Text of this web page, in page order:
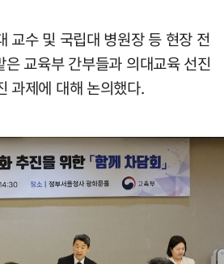
교수 및 국립대 병원장 등 현장 전
교육부 간부들과 의대교육 선진
과제에 대해 논의했다.